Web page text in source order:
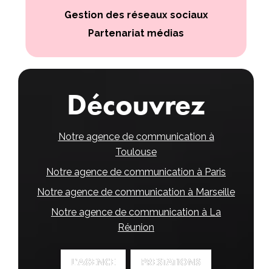
Gestion des réseaux sociaux
Partenariat médias
Découvrez
Notre agence de communication à
Toulouse
Notre agence de communication à Paris
Notre agence de communication à Marseille
Notre agence de communication à La
Réunion
L'AGENCE
L'AGENCE PRESTATIONS
PRESTATIONS